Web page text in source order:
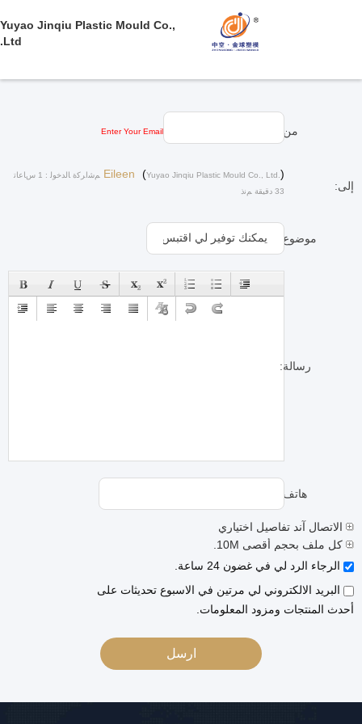
Yuyao Jinqiu Plastic Mould Co.,
Ltd.
من: Enter Your Email
إلى:
Eileen (Yuyao Jinqiu Plastic Mould Co., Ltd. )
ﻢﺷﺍﺮﻛﺓ ﺎﻟﺪﺧﻮﻟ : 1 ﺱﺎﻋﺎﺗ
33 دقيقة ﻢﻧﺫ
موضوع:
رسالة:
هاتف:
الاتصال آند تفاصيل اختياري
كل ملف بحجم أقصى 10M.
الرجاء الرد لي في غضون 24 ساعة.
البريد الالكتروني لي مرتين في الاسبوع تحديثات على
أحدث المنتجات ومزود المعلومات.